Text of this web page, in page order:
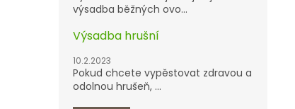
výsadba běžných ovo...
Výsadba hrušní
10.2.2023
Pokud chcete vypěstovat zdravou a
odolnou hrušeň, ...